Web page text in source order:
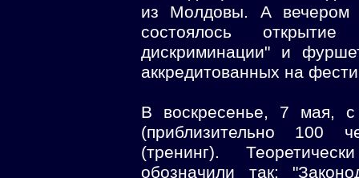
из Молдовы. А вечером
состоялось
дискриминации" и
аккредитованных на
В воскресенье, 7 мая,
(приблизительно 100
(тренинг).
обозначили так: